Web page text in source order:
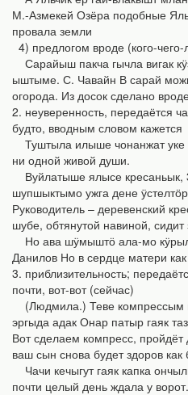
М.-Азмекей Озёра подобные
провала земли
4) предлогом вроде (кого-чего-
Сарайыш пакча гычла вигак
ыштыме. С. Чавайн В сарай
огорода. Из досок сделано
2. неуверенность, передаётся
будто, вводным словом кажется
Туштыла илыше чонанжат уке
ни одной живой души.
Вуйлатыше ялысе кресаньык,
шупшыктымо ужга дене
Руководитель – деревенский
шубе, обтянутой навиной, сидит
Но ава шӱмыштӧ ала-мо
Данилов Но в сердце матери
3. приблизительность;
почти, вот-вот (сейчас)
(Людмила.) Теве компрессым
эргыда адак Онар патыр гаяк
Вот сделаем компресс,
ваш сын снова будет здоров
Чачи кечыгут гаяк капка
почти целый день ждала у ворот.